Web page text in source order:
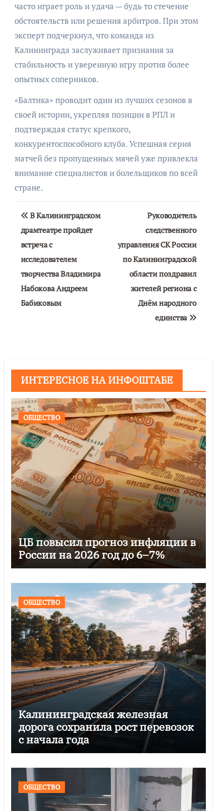
часто играет роль и удача — будь то стечение
обстоятельств или решения арбитров. При этом
эксперт подчеркнул, что команда из
Калининграда заслуживает признания за
стабильность и уверенную игру против более
опытных соперников.
«Балтика» проводит один из лучших сезонов в
своей истории, укрепляя позиции в РПЛ и
подтверждая статус крепкого,
конкурентоспособного клуба. Успешная серия
матчей без пропущенных мячей уже привлекла
внимание специалистов и болельщиков по всей
стране.
Навигация
по
записям
В Калининградском
драмтеатре пройдет
встреча с
исследователем
творчества Владимира
Набокова Андреем
Бабиковым
Руководитель
следственного
управления СК России
по Калининградской
области поздравил
жителей региона с
Днём народного
единства
ИНТЕРЕСНОЕ НА ИНФОШТАБЕ
ОБЩЕСТВО
ЦБ повысил прогноз инфляции в
России на 2026 год до 6–7%
ОБЩЕСТВО
Калининградская железная
дорога сохранила рост перевозок
с начала года
ОБЩЕСТВО